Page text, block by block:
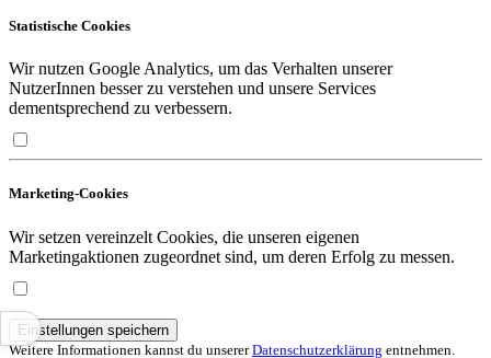
Statistische Cookies
Wir nutzen Google Analytics, um das Verhalten unserer
NutzerInnen besser zu verstehen und unsere Services
dementsprechend zu verbessern.
Marketing-Cookies
Wir setzen vereinzelt Cookies, die unseren eigenen
Marketingaktionen zugeordnet sind, um deren Erfolg zu messen.
Einstellungen speichern
Weitere Informationen kannst du unsererDatenschutzerklärung entnehmen.